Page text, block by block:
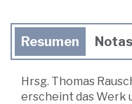
Resumen Notas
Hrsg. Thomas
erscheint das Werk